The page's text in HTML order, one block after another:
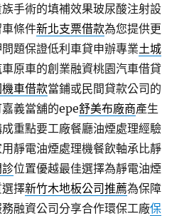
手術的填補效果玻尿酸注射設
條件新北支票借款為您提供更
題保證低利車貸申辦專業土城
原車的創業融資桃園汽車借貸
車借款當鋪或民間貸款公司的
義當舖的epe舒美布廠商產生
重點要工廠餐廳油煙處理經驗
靜電油煙處理機餐飲軸承比靜
診位置優越最佳選擇為靜電油煙
擇新竹木地板公司推薦為保障
融資公司分享合作環保工廠保